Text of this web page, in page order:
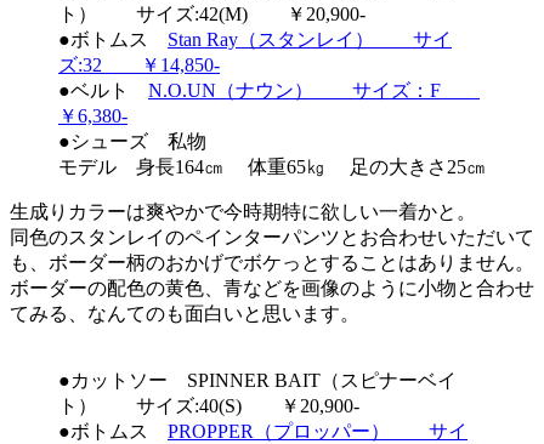
ト） サイズ:42(M) ￥20,900-
●ボトムス Stan Ray（スタンレイ） サイ
ズ:32 ￥14,850-
●ベルト N.O.UN（ナウン） サイズ：F
￥6,380-
●シューズ 私物
モデル 身長164㎝ 体重65㎏ 足の大きさ25㎝
生成りカラーは爽やかで今時期特に欲しい一着かと。
同色のスタンレイのペインターパンツとお合わせいただいて
も、ボーダー柄のおかげでボケっとすることはありません。
ボーダーの配色の黄色、青などを画像のように小物と合わせ
てみる、なんてのも面白いと思います。
●カットソー SPINNER BAIT（スピナーベイ
ト） サイズ:40(S) ￥20,900-
●ボトムス PROPPER（プロッパー） サイ